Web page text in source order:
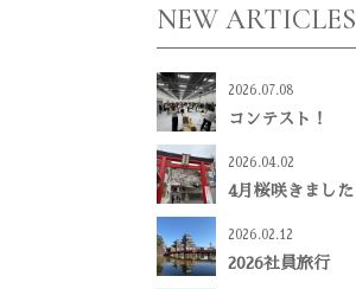
NEW ARTICLES
2026.07.08
コンテスト！
2026.04.02
4月桜咲きました
2026.02.12
2026社員旅行